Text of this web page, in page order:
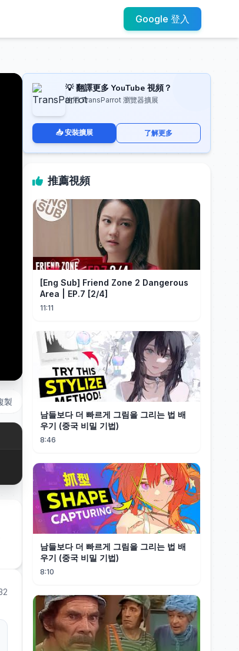
Google 登入
製
💡 翻譯更多 YouTube 視頻？
使用 TransParrot 瀏覽器擴展
📥 安裝擴展 了解更多
推薦視頻
[Eng Sub] Friend Zone 2 Dangerous
Area | EP.7 [2/4]
11:11
남들보다 더 빠르게 그림을 그리는 법 배
우기 (중국 비밀 기법)
8:46
남들보다 더 빠르게 그림을 그리는 법 배
우기 (중국 비밀 기법)
8:10